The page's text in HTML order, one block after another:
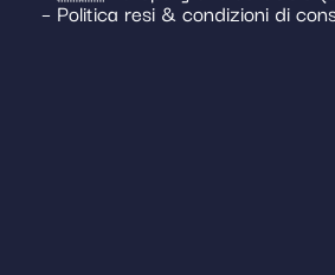
– Politica resi & condizioni di